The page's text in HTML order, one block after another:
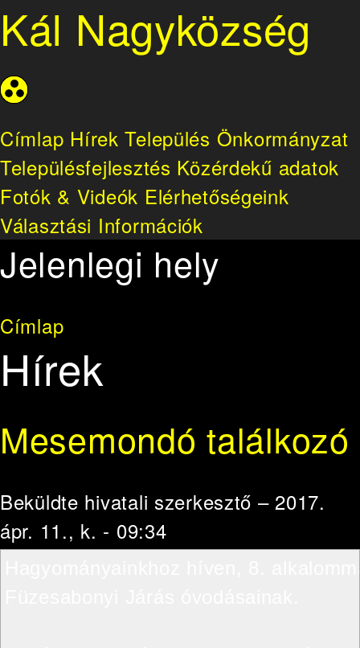
Kál Nagyközség
Címlap Hírek Település Önkormányzat
Településfejlesztés Közérdekű adatok
Fotók & Videók Elérhetőségeink
Választási Információk
Jelenlegi hely
Címlap
Hírek
Mesemondó találkozó
Beküldte hivatali szerkesztő – 2017.
ápr. 11., k. - 09:34